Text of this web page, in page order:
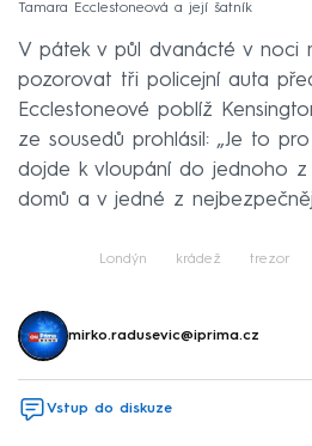
Tamara Ecclestoneová a její šatník
V pátek v půl dvanácté v noci
pozorovat tři policejní auta
Ecclestoneové poblíž
ze sousedů prohlásil: „Je to
dojde k vloupání do jednoho z
domů a v jedné z
Londýn krádež trezor
mirko.radusevic@iprima.cz
Vstup do diskuze